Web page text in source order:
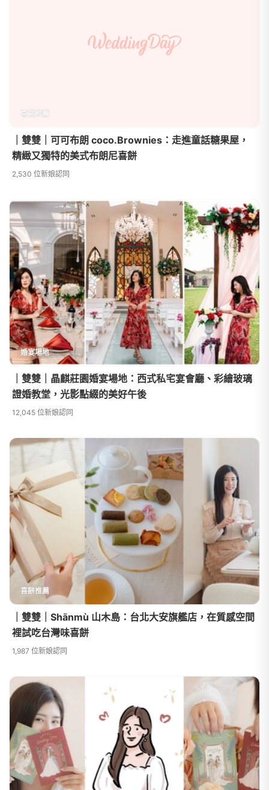
喜餅推薦
｜雙雙｜可可布朗 coco.Brownies：走進童話糖果屋，
精緻又獨特的美式布朗尼喜餅
2,530 位新娘認同
婚宴場地
｜雙雙｜晶麒莊園婚宴場地：西式私宅宴會廳、彩繪玻璃
證婚教堂，光影點綴的美好午後
12,045 位新娘認同
喜餅推薦
｜雙雙｜Shānmù 山木島：台北大安旗艦店，在質感空間
裡試吃台灣味喜餅
1,987 位新娘認同